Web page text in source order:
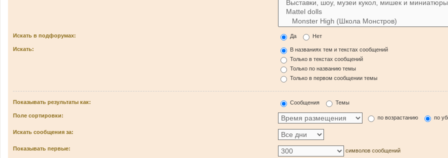
Искать в подфорумах: Да Нет
Искать:
В названиях тем и текстах сообщений
Только в текстах сообщений
Только по названию темы
Только в первом сообщении темы
Показывать результаты как: Сообщения Темы
Поле сортировки: по возрастанию по
Искать сообщения за:
Показывать первые: символов сообщений